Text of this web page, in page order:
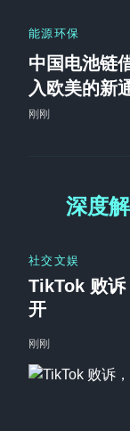
能源环保
中国电池链
入欧美的新
刚刚
深度
社交文娱
TikTok 败诉
开
刚刚